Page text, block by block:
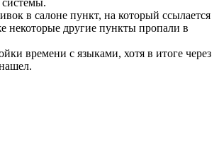
в салоне пункт, на который ссылается
некоторые другие пункты пропали в
времени с языками, хотя в итоге через